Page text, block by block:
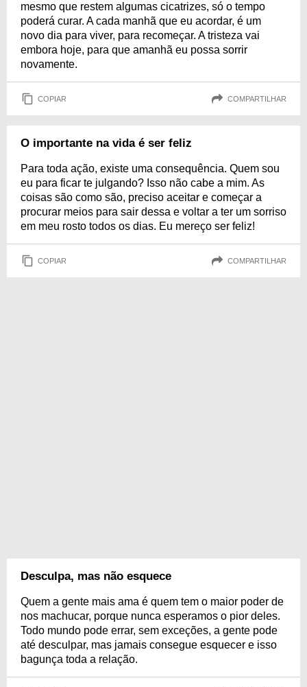
mesmo que restem algumas cicatrizes, só o tempo
poderá curar. A cada manhã que eu acordar, é um
novo dia para viver, para recomeçar. A tristeza vai
embora hoje, para que amanhã eu possa sorrir
novamente.
COPIAR COMPARTILHAR
O importante na vida é ser feliz
Para toda ação, existe uma consequência. Quem sou
eu para ficar te julgando? Isso não cabe a mim. As
coisas são como são, preciso aceitar e começar a
procurar meios para sair dessa e voltar a ter um sorriso
em meu rosto todos os dias. Eu mereço ser feliz!
COPIAR COMPARTILHAR
Desculpa, mas não esquece
Quem a gente mais ama é quem tem o maior poder de
nos machucar, porque nunca esperamos o pior deles.
Todo mundo pode errar, sem exceções, a gente pode
até desculpar, mas jamais consegue esquecer e isso
bagunça toda a relação.